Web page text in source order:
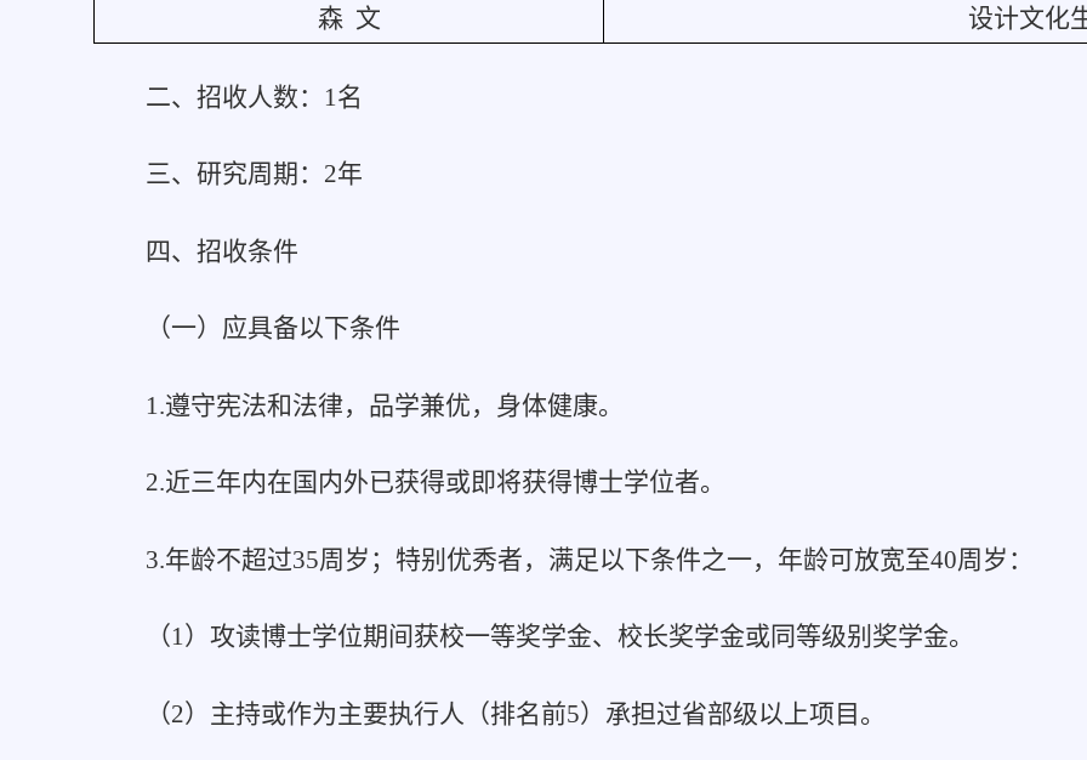
森 文 设计文化
二、招收人数：1名
三、研究周期：2年
四、招收条件
（一）应具备以下条件
1.遵守宪法和法律，品学兼优，身体健康。
2.近三年内在国内外已获得或即将获得博士学位者。
3.年龄不超过35周岁；特别优秀者，满足以下条件之一，年龄可放宽至40周岁：
（1）攻读博士学位期间获校一等奖学金、校长奖学金或同等级别奖学金。
（2）主持或作为主要执行人（排名前5）承担过省部级以上项目。